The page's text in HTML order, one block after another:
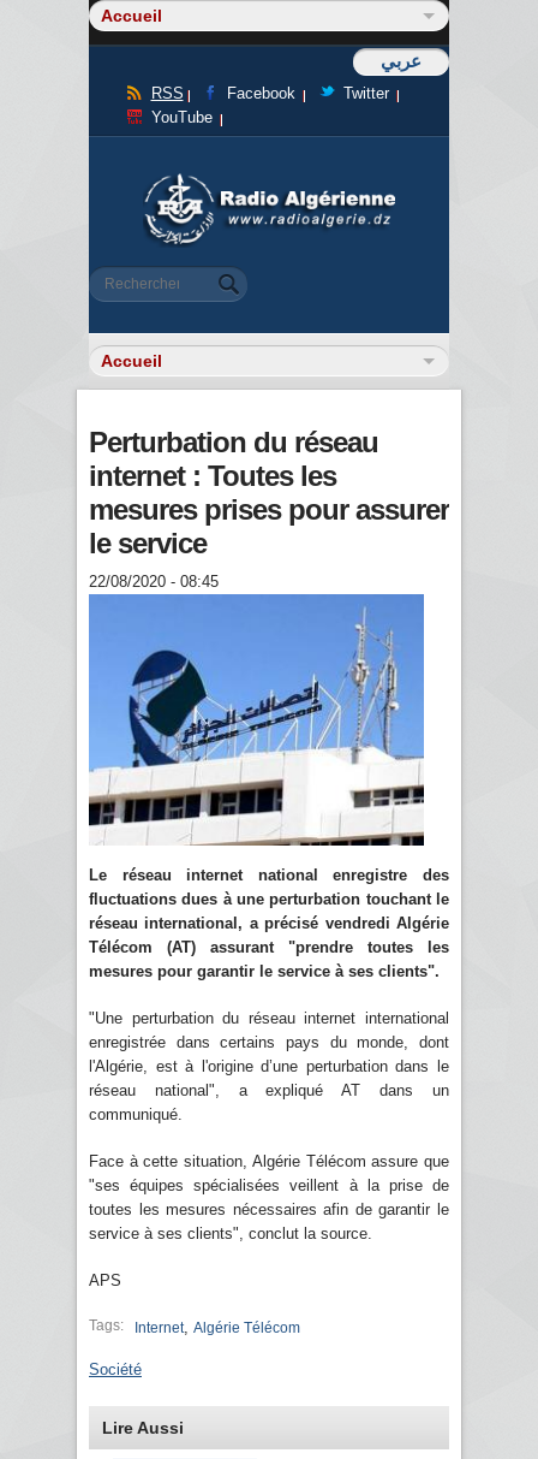
عربي
RSS Facebook
Twitter
YouTube
Formulaire de recherche
Rechercher
Perturbation du réseau
internet : Toutes les
mesures prises pour assurer
le service
22/08/2020 - 08:45
Le réseau internet national enregistre des
fluctuations dues à une perturbation touchant le
réseau international, a précisé vendredi Algérie
Télécom (AT) assurant "prendre toutes les
mesures pour garantir le service à ses clients".
"Une perturbation du réseau internet international
enregistrée dans certains pays du monde, dont
l'Algérie, est à l'origine d’une perturbation dans le
réseau national", a expliqué AT dans un
communiqué.
Face à cette situation, Algérie Télécom assure que
"ses équipes spécialisées veillent à la prise de
toutes les mesures nécessaires afin de garantir le
service à ses clients", conclut la source.
APS
Tags: Internet, Algérie Télécom
Société
Lire Aussi